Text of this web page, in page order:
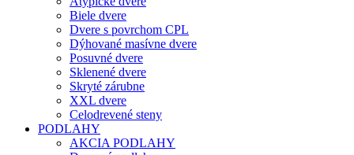
Biele dvere
Dvere s povrchom CPL
Dýhované masívne dvere
Posuvné dvere
Sklenené dvere
Skryté zárubne
XXL dvere
Celodrevené steny
PODLAHY
AKCIA PODLAHY